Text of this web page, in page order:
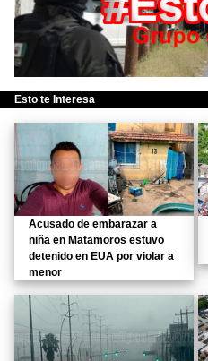
Esto te Interesa
Acusado de embarazar a
niña en Matamoros estuvo
detenido en EUA por violar a
menor